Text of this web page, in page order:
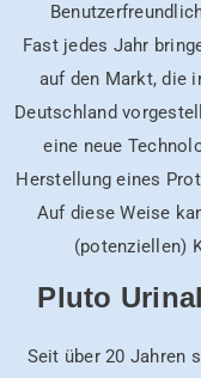
Fast jedes Jahr
auf den Markt, die
Deutschland
eine neue
Herstellung eines
Auf diese Weise
(potenziellen)
Pluto
Seit über 20 Jahren